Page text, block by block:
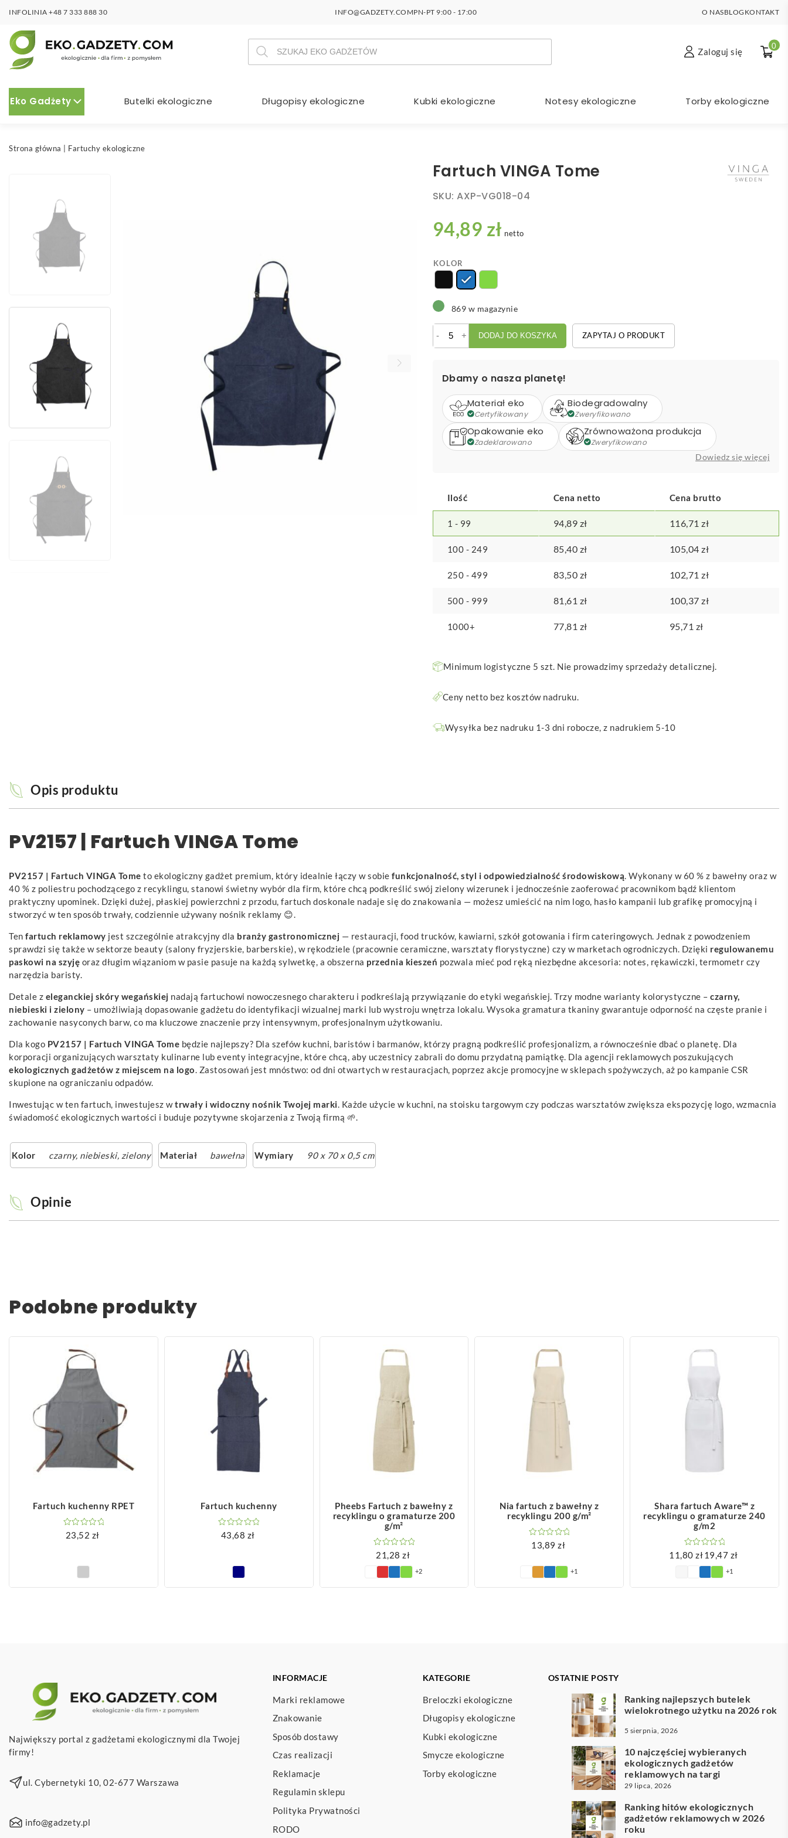
INFOLINIA +48 7 333 888 30 INFO@GADZETY.COMPN-PT 9:00 - 17:00 O NASBLOG KONTAKT
Wyszukiwarka
produktów
Zaloguj się
0
Eko Gadżety Butelki ekologiczne Długopisy ekologiczne Kubki ekologiczne Notesy ekologiczne Torby ekologiczne
Strona główna Fartuchy ekologiczne
Fartuch VINGA Tome
SKU:AXP-VG018-04
94,89 zł netto
KOLOR
869 w magazynie
-
ilość
+ DODAJ DO KOSZYKA ZAPYTAJ O PRODUKT
Dbamy o nasza planetę!
Materiał eko
Certyfikowany
Biodegradowalny
Zweryfikowano
Opakowanie eko
Zadeklarowano
Zrównoważona produkcja
Zweryfikowano
Dowiedz się więcej
Ilość Cena netto Cena brutto
1 - 99 94,89 zł 116,71zł
100 - 249 85,40 zł 105,04zł
250 - 499 83,50 zł 102,71zł
500 - 999 81,61 zł 100,37zł
1000+ 77,81 zł 95,71 zł
Minimum logistyczne 5 szt. Nie prowadzimy sprzedaży detalicznej.
Ceny netto bez kosztów nadruku.
Wysyłka bez nadruku 1-3 dni robocze, z nadrukiem 5-10
Opis produktu
PV2157 | Fartuch VINGA Tome
PV2157 | Fartuch VINGA Tome to ekologiczny gadżet premium, który idealnie łączy w sobie funkcjonalność, styl i odpowiedzialność środowiskową. Wykonany w 60 % z bawełny oraz w
40 % z poliestru pochodzącego z recyklingu, stanowi świetny wybór dla firm, które chcą podkreślić swój zielony wizerunek i jednocześnie zaoferować pracownikom bądź klientom
praktyczny upominek. Dzięki dużej, płaskiej powierzchni z przodu, fartuch doskonale nadaje się do znakowania — możesz umieścić na nim logo, hasło kampanii lub grafikę promocyjną i
stworzyć w ten sposób trwały, codziennie używany nośnik reklamy 😊.
Ten fartuch reklamowy jest szczególnie atrakcyjny dla branży gastronomicznej — restauracji, food trucków, kawiarni, szkół gotowania i firm cateringowych. Jednak z powodzeniem
sprawdzi się także w sektorze beauty (salony fryzjerskie, barberskie), w rękodziele (pracownie ceramiczne, warsztaty florystyczne) czy w marketach ogrodniczych. Dzięki regulowanemu
paskowi na szyję oraz długim wiązaniom w pasie pasuje na każdą sylwetkę, a obszerna przednia kieszeń pozwala mieć pod ręką niezbędne akcesoria: notes, rękawiczki, termometr czy
narzędzia baristy.
Detale z eleganckiej skóry wegańskiej nadają fartuchowi nowoczesnego charakteru i podkreślają przywiązanie do etyki wegańskiej. Trzy modne warianty kolorystyczne – czarny,
niebieski i zielony – umożliwiają dopasowanie gadżetu do identyfikacji wizualnej marki lub wystroju wnętrza lokalu. Wysoka gramatura tkaniny gwarantuje odporność na częste pranie i
zachowanie nasyconych barw, co ma kluczowe znaczenie przy intensywnym, profesjonalnym użytkowaniu.
Dla kogo PV2157 | Fartuch VINGA Tome będzie najlepszy? Dla szefów kuchni, baristów i barmanów, którzy pragną podkreślić profesjonalizm, a równocześnie dbać o planetę. Dla
korporacji organizujących warsztaty kulinarne lub eventy integracyjne, które chcą, aby uczestnicy zabrali do domu przydatną pamiątkę. Dla agencji reklamowych poszukujących
ekologicznych gadżetów z miejscem na logo. Zastosowań jest mnóstwo: od dni otwartych w restauracjach, poprzez akcje promocyjne w sklepach spożywczych, aż po kampanie CSR
skupione na ograniczaniu odpadów.
Inwestując w ten fartuch, inwestujesz wtrwały i widoczny nośnik Twojej marki. Każde użycie w kuchni, na stoisku targowym czy podczas warsztatów zwiększa ekspozycję logo, wzmacnia
świadomość ekologicznych wartości i buduje pozytywne skojarzenia z Twoją firmą 🌱.
Kolor czarny, niebieski, zielony Materiał bawełna Wymiary 90 x 70 x 0,5 cm
Opinie
Podobne produkty
Fartuch kuchenny RPET
23,52 zł
Fartuch kuchenny
43,68 zł
Pheebs Fartuch z bawełny z
recyklingu o gramaturze 200
g/m²
21,28zł
+2
Nia fartuch z bawełny z
recyklingu 200 g/m²
13,89zł
+1
Shara fartuch Aware™ z
recyklingu o gramaturze 240
g/m2
11,80zł19,47 zł
+1
Największy portal z gadżetami ekologicznymi dla Twojej
firmy!
ul. Cybernetyki 10, 02-677 Warszawa
info@gadzety.pl
INFORMACJE
Marki reklamowe
Znakowanie
Sposób dostawy
Czas realizacji
Reklamacje
Regulamin sklepu
Polityka Prywatności
RODO
KATEGORIE
Breloczki ekologiczne
Długopisy ekologiczne
Kubki ekologiczne
Smycze ekologiczne
Torby ekologiczne
OSTATNIE POSTY
Ranking najlepszych butelek
wielokrotnego użytku na 2026 rok
5 sierpnia, 2026
10 najczęściej wybieranych
ekologicznych gadżetów
reklamowych na targi
29 lipca, 2026
Ranking hitów ekologicznych
gadżetów reklamowych w 2026
roku